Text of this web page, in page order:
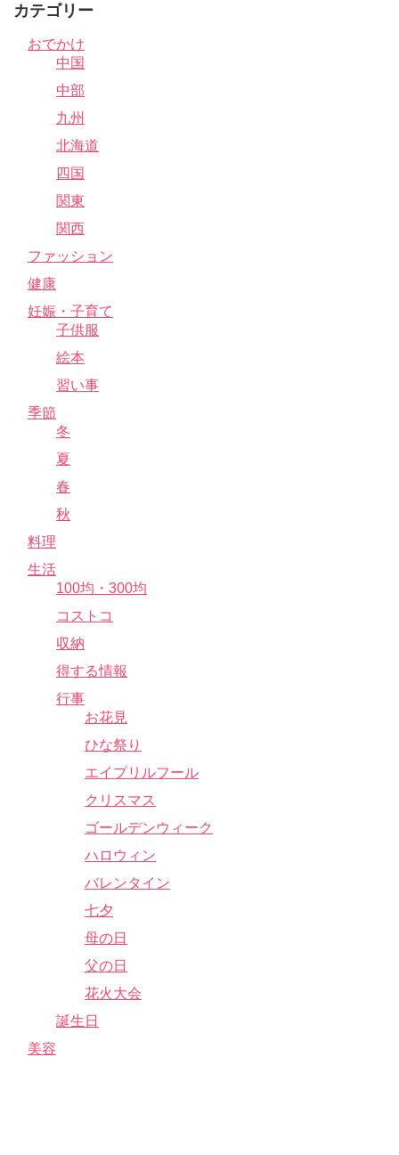
カテゴリー
おでかけ
中国
中部
九州
北海道
四国
関東
関西
ファッション
健康
妊娠・子育て
子供服
絵本
習い事
季節
冬
夏
春
秋
料理
生活
100均・300均
コストコ
収納
得する情報
行事
お花見
ひな祭り
エイプリルフール
クリスマス
ゴールデンウィーク
ハロウィン
バレンタイン
七夕
母の日
父の日
花火大会
誕生日
美容